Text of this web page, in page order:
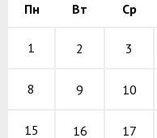
Пн Вт Ср
1 2 3
8 9 10
15 16 17